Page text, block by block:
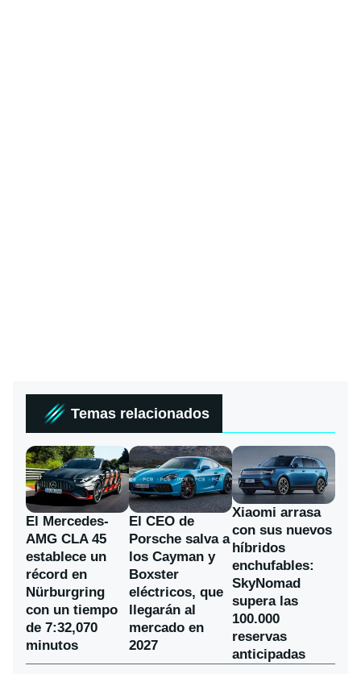
Temas relacionados
El Mercedes-
AMG CLA 45
establece un
récord en
Nürburgring
con un tiempo
de 7:32,070
minutos
El CEO de
Porsche salva a
los Cayman y
Boxster
eléctricos, que
llegarán al
mercado en
2027
Xiaomi arrasa
con sus nuevos
híbridos
enchufables:
SkyNomad
supera las
100.000
reservas
anticipadas